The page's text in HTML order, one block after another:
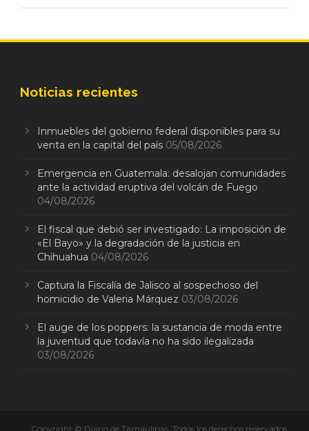
Noticias recientes
Inmuebles del gobierno federal disponibles para su
venta en la capital del país 05/08/2026
Emergencia en Guatemala: desalojan comunidades
ante la actividad eruptiva del volcán de Fuego
04/08/2026
El fiscal que debió ser investigado: La imposición de
«El Bayo» y la degradación de la justicia en
Chihuahua 04/08/2026
Captura la Fiscalía de Jalisco al sospechoso del
homicidio de Valeria Márquez 03/08/2026
El auge de los poppers: la sustancia de moda entre
la juventud que todavía no ha sido ilegalizada
03/08/2026
Copyright © Diario de Tamaulipas. Todos los derechos reservados.